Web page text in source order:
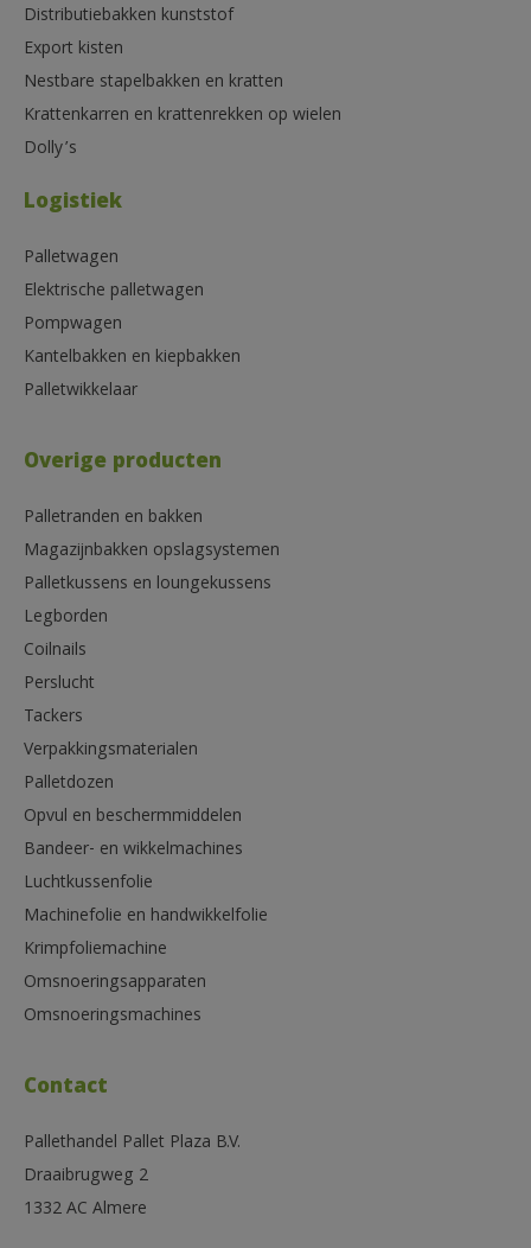
Distributiebakken kunststof
Export kisten
Nestbare stapelbakken en kratten
Krattenkarren en krattenrekken op wielen
Dolly’s
Logistiek
Palletwagen
Elektrische palletwagen
Pompwagen
Kantelbakken en kiepbakken
Palletwikkelaar
Overige producten
Palletranden en bakken
Magazijnbakken opslagsystemen
Palletkussens en loungekussens
Legborden
Coilnails
Perslucht
Tackers
Verpakkingsmaterialen
Palletdozen
Opvul en beschermmiddelen
Bandeer- en wikkelmachines
Luchtkussenfolie
Machinefolie en handwikkelfolie
Krimpfoliemachine
Omsnoeringsapparaten
Omsnoeringsmachines
Contact
Pallethandel Pallet Plaza B.V.
Draaibrugweg 2
1332 AC Almere